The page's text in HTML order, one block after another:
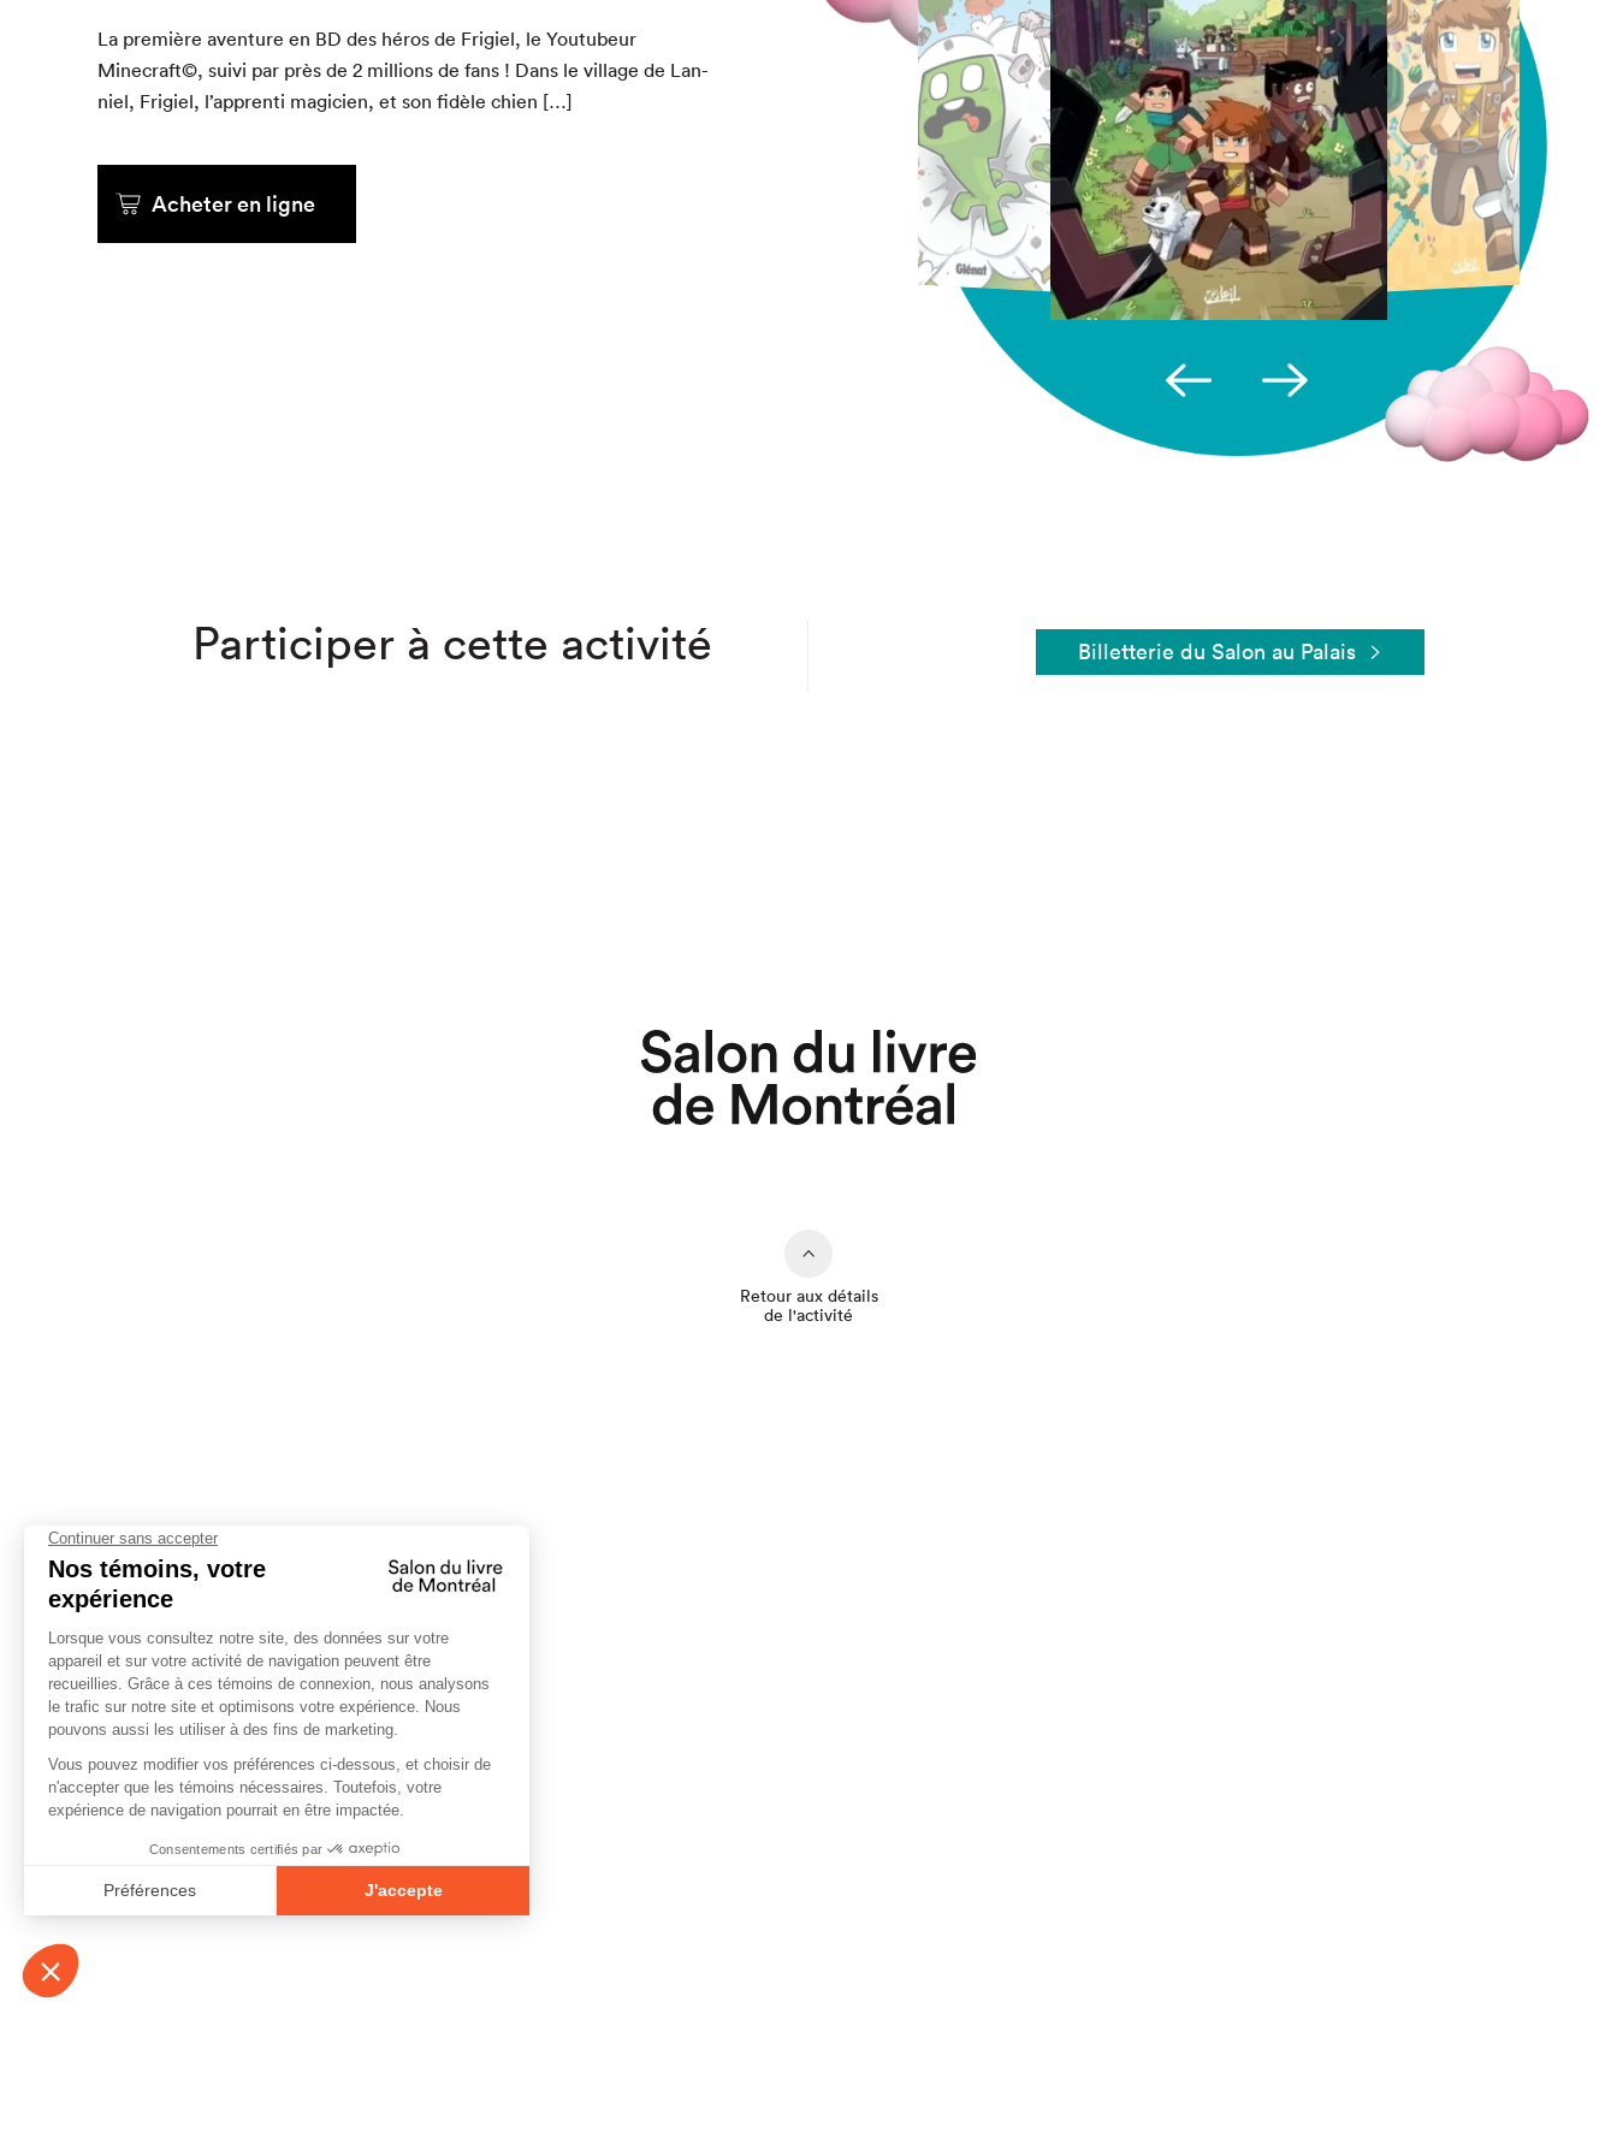
Que cherchez-vous?
Fermer
BD
2
Acheter en ligne
Acheter en ligne
La pre­mière aven­ture en BD des héros de Frigiel, le Youtubeur
Minecraft©, suivi par près de 2mil­lions de fans ! Dans le vil­lage de Lan­
niel, Frigiel, l’ap­pren­ti magi­cien, et son fidèle chien […]
Acheter en ligne
Acheter en ligne
BD
2
Acheter en ligne
Acheter en ligne
Participer à cette activité Billetterie du Salon au Palais
Retour aux détails
de l'activité